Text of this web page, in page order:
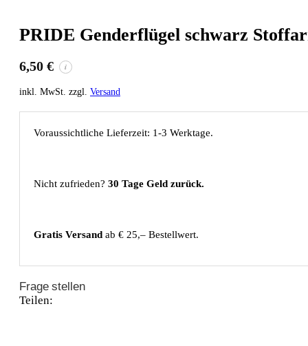
PRIDE Genderflügel schwarz
6,50 € i
inkl. MwSt. zzgl. Versand
Voraussichtliche Lieferzeit: 1-3 Werktage.
Nicht zufrieden? 30 Tage Geld zurück.
Gratis Versand ab € 25,– Bestellwert.
Frage stellen
Teilen: